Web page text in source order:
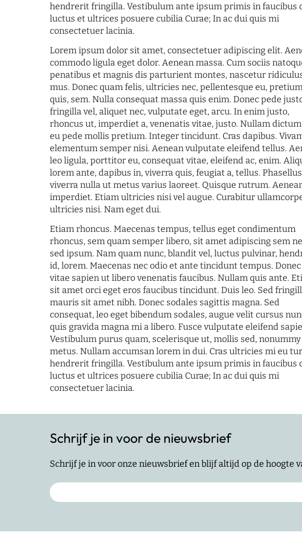
hendrerit fringilla. Vestibulum ante ipsum primis in faucibus
luctus et ultrices posuere cubilia Curae; In ac dui quis mi
consectetuer lacinia.
Lorem ipsum dolor sit amet, consectetuer adipiscing elit.
commodo ligula eget dolor. Aenean massa. Cum sociis
penatibus et magnis dis parturient montes, nascetur
mus. Donec quam felis, ultricies nec, pellentesque eu,
quis, sem. Nulla consequat massa quis enim. Donec pede
fringilla vel, aliquet nec, vulputate eget, arcu. In enim justo,
rhoncus ut, imperdiet a, venenatis vitae, justo. Nullam
eu pede mollis pretium. Integer tincidunt. Cras dapibus.
elementum semper nisi. Aenean vulputate eleifend tellus.
leo ligula, porttitor eu, consequat vitae, eleifend ac, enim.
lorem ante, dapibus in, viverra quis, feugiat a, tellus. Phasellus
viverra nulla ut metus varius laoreet. Quisque rutrum.
imperdiet. Etiam ultricies nisi vel augue. Curabitur
ultricies nisi. Nam eget dui.
Etiam rhoncus. Maecenas tempus, tellus eget condimentum
rhoncus, sem quam semper libero, sit amet adipiscing sem
sed ipsum. Nam quam nunc, blandit vel, luctus pulvinar,
id, lorem. Maecenas nec odio et ante tincidunt tempus. Donec
vitae sapien ut libero venenatis faucibus. Nullam quis ante.
sit amet orci eget eros faucibus tincidunt. Duis leo. Sed
mauris sit amet nibh. Donec sodales sagittis magna. Sed
consequat, leo eget bibendum sodales, augue velit cursus
quis gravida magna mi a libero. Fusce vulputate eleifend
Vestibulum purus quam, scelerisque ut, mollis sed, nonummy
metus. Nullam accumsan lorem in dui. Cras ultricies mi eu
hendrerit fringilla. Vestibulum ante ipsum primis in faucibus
luctus et ultrices posuere cubilia Curae; In ac dui quis mi
consectetuer lacinia.
Schrijf je in voor de nieuwsbrief
Schrijf je in voor onze nieuwsbrief en blijf altijd op de hoogte